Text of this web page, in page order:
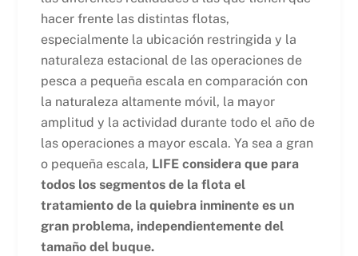
hacer frente las distintas flotas,
especialmente la ubicación restringida y la
naturaleza estacional de las operaciones de
pesca a pequeña escala en comparación con
la naturaleza altamente móvil, la mayor
amplitud y la actividad durante todo el año de
las operaciones a mayor escala. Ya sea a gran
o pequeña escala, LIFE considera que para
todos los segmentos de la flota el
tratamiento de la quiebra inminente es un
gran problema, independientemente del
tamaño del buque.